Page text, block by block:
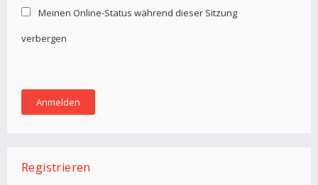
Meinen Online-Status während dieser Sitzung
verbergen
Registrieren